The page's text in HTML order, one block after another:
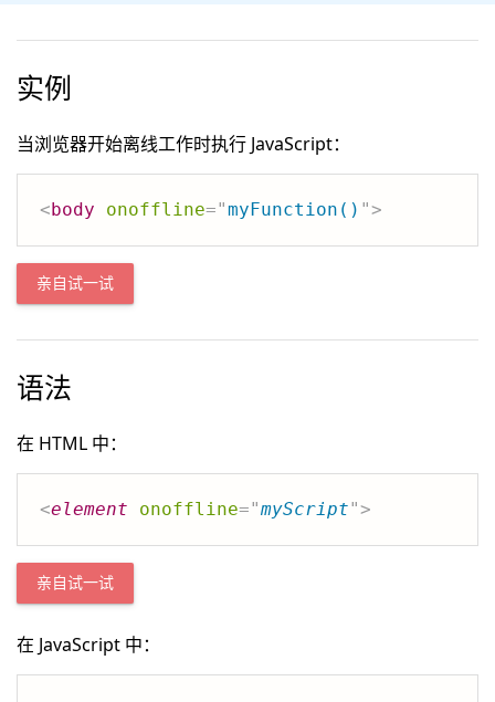
实例
当浏览器开始离线工作时执行 JavaScript：
<body onoffline="myFunction() ">
亲自试一试
语法
在 HTML 中：
<element onoffline="myScript">
亲自试一试
在 JavaScript 中：